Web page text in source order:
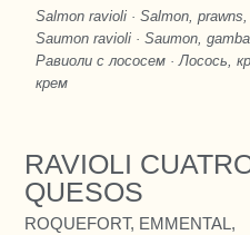
Salmon ravioli · Salmon,
Saumon ravioli · Saumon,
Равиоли с лососем · Лосось,
крем
RAVIOLI
QUESOS
ROQUEFORT, EMMENTAL,